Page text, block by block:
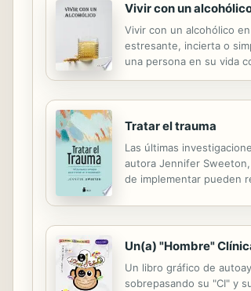
Vivir con un
Vivir con un alcohólico
estresante, incierta o
una persona en su vida
Tratar el trauma
Las últimas
autora Jennifer
de implementar pueden
Un(a) "Hombre"
Un libro gráfico de
sobrepasando su "CI" y